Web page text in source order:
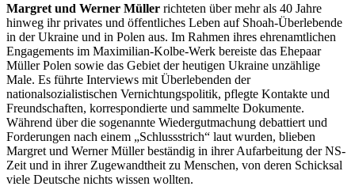
Margret und Werner Müller richteten über mehr als 40 Jahre
hinweg ihr privates und öffentliches Leben auf Shoah-Überlebende
in der Ukraine und in Polen aus. Im Rahmen ihres ehrenamtlichen
Engagements im Maximilian-Kolbe-Werk bereiste das Ehepaar
Müller Polen sowie das Gebiet der heutigen Ukraine unzählige
Male. Es führte Interviews mit Überlebenden der
nationalsozialistischen Vernichtungspolitik, pflegte Kontakte und
Freundschaften, korrespondierte und sammelte Dokumente.
Während über die sogenannte Wiedergutmachung debattiert und
Forderungen nach einem „Schlussstrich“ laut wurden, blieben
Margret und Werner Müller beständig in ihrer Aufarbeitung der NS-
Zeit und in ihrer Zugewandtheit zu Menschen, von deren Schicksal
viele Deutsche nichts wissen wollten.